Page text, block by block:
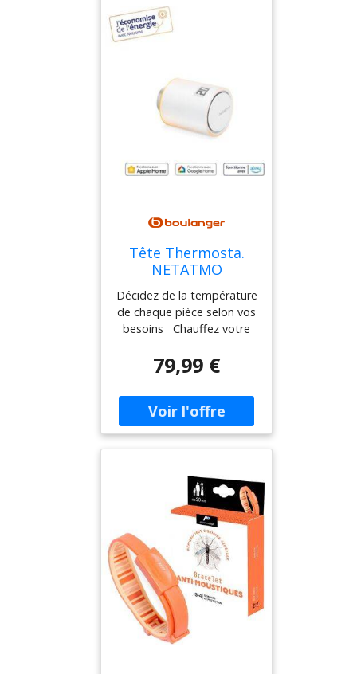
et partez en voyage
depuis
Tête Thermosta.
NETATMO
connectée additi
Décidez de la température
de chaque pièce selon vos
besoins Chauffez votre
comme il faut et lorsque
nécessaire. Grâce aux
Têtes Thermostatiques
Intelligentes Additionnelles
et au planning de
chauffage pièce par pièce,
avec encore plus de
précision. Vous partez
travailler à 9 heures et
rentrez à 18 heures ? Le
chauffage monte à 22°c
dans la salle de bain pour
votre réveil. Il baisse à
votre départ puis remonte
à 20°c dans le salon et
19°c dans votre chambre
avant votre retour. Une
79,99 €